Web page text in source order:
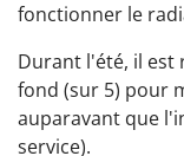
fonctionner le
Durant l'été, il est
fond (sur 5) pour
auparavant que
service).